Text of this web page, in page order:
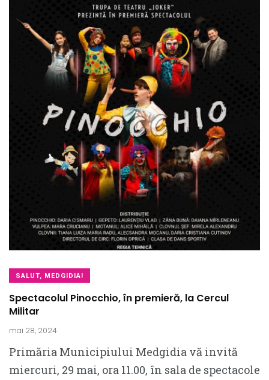
SALUT, MEDGIDIA!
Spectacolul Pinocchio, în premieră, la Cercul
Militar
mai 28, 2024
Primăria Municipiului Medgidia vă invită
miercuri, 29 mai, ora 11.00, în sala de spectacole